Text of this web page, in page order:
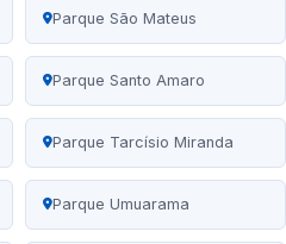
Parque São Mateus
Parque Santo Amaro
Parque Tarcísio Miranda
Parque Umuarama